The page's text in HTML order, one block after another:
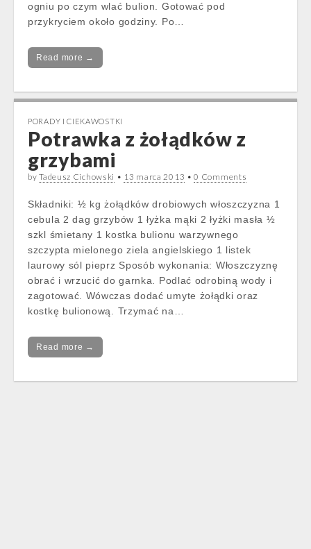
ogniu po czym wlać bulion. Gotować pod
przykryciem około godziny. Po…
Read more →
PORADY I CIEKAWOSTKI
Potrawka z żołądków z
grzybami
byTadeusz Cichowski • 13 marca 2013 •0 Comments
Składniki: ½ kg żołądków drobiowych włoszczyzna 1
cebula 2 dag grzybów 1 łyżka mąki 2 łyżki masła ½
szkl śmietany 1 kostka bulionu warzywnego
szczypta mielonego ziela angielskiego 1 listek
laurowy sól pieprz Sposób wykonania: Włoszczyznę
obrać i wrzucić do garnka. Podlać odrobiną wody i
zagotować. Wówczas dodać umyte żołądki oraz
kostkę bulionową. Trzymać na…
Read more →